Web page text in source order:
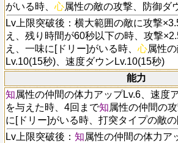
がいる時、 心属性の敵の攻撃、防御ダ
Lv上限突破後：横大範囲の敵に攻撃
え、残り時間が60秒以下の時、攻撃
え、一味に[ドリー]がいる時、 心属性
Lv.10(15秒)、速度ダウンLv.10(15秒)
能力
知属性の仲間の体力アップLv.6、速度
を与えた時、4回まで知属性の仲間の
に[ドリー]がいる時、打突タイプの敵
Lv上限突破後： 知属性の仲間の体力ア